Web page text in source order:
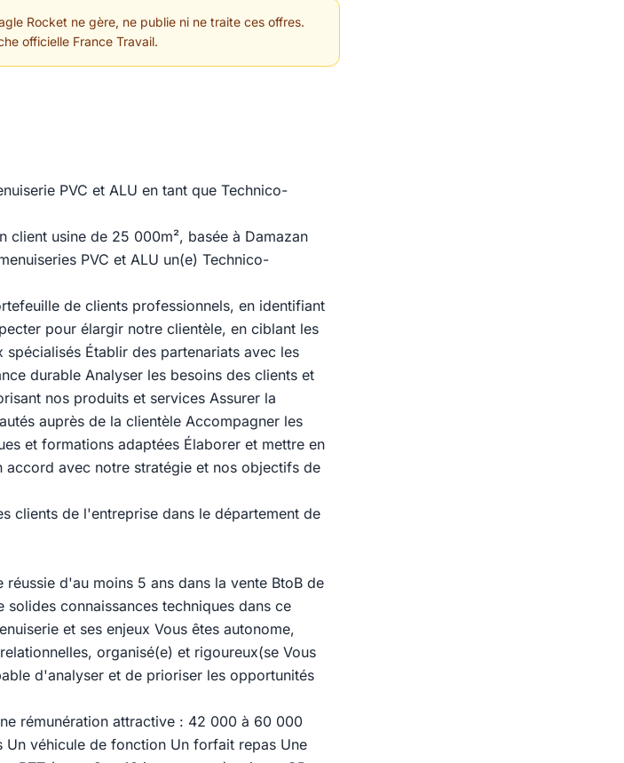
Rocket ne gère, ne publie ni ne traite ces offres.
officielle France Travail.
PVC et ALU en tant que Technico-
client usine de 25 000m², basée à Damazan
PVC et ALU un(e) Technico-
de clients professionnels, en identifiant
pour élargir notre clientèle, en ciblant les
Établir des partenariats avec les
durable Analyser les besoins des clients et
nos produits et services Assurer la
auprès de la clientèle Accompagner les
et formations adaptées Élaborer et mettre en
avec notre stratégie et nos objectifs de
clients de l'entreprise dans le département de
d'au moins 5 ans dans la vente BtoB de
solides connaissances techniques dans ce
et ses enjeux Vous êtes autonome,
organisé(e) et rigoureux(se Vous
d'analyser et de prioriser les opportunités
rémunération attractive : 42 000 à 60 000
véhicule de fonction Un forfait repas Une